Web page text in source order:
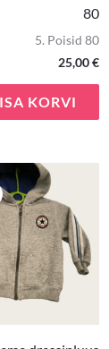
80
5. Poisid 80
25,00€
KORVI
oli:
3,90 €.